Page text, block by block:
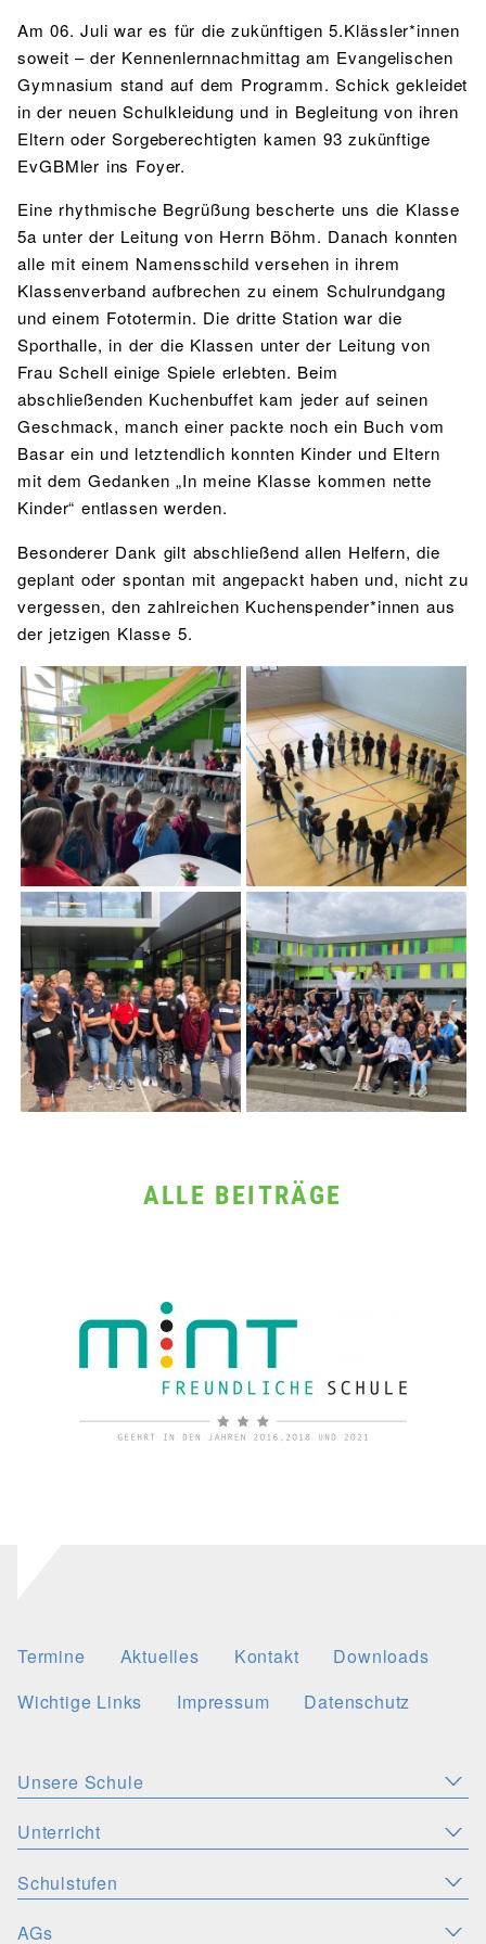
Am 06. Juli war es für die zukünftigen 5.Klässler*innen
soweit – der Kennenlernnachmittag am Evangelischen
Gymnasium stand auf dem Programm. Schick gekleidet
in der neuen Schulkleidung und in Begleitung von ihren
Eltern oder Sorgeberechtigten kamen 93 zukünftige
EvGBMler ins Foyer.
Eine rhythmische Begrüßung bescherte uns die Klasse
5a unter der Leitung von Herrn Böhm. Danach konnten
alle mit einem Namensschild versehen in ihrem
Klassenverband aufbrechen zu einem Schulrundgang
und einem Fototermin. Die dritte Station war die
Sporthalle, in der die Klassen unter der Leitung von
Frau Schell einige Spiele erlebten. Beim
abschließenden Kuchenbuffet kam jeder auf seinen
Geschmack, manch einer packte noch ein Buch vom
Basar ein und letztendlich konnten Kinder und Eltern
mit dem Gedanken „In meine Klasse kommen nette
Kinder“ entlassen werden.
Besonderer Dank gilt abschließend allen Helfern, die
geplant oder spontan mit angepackt haben und, nicht zu
vergessen, den zahlreichen Kuchenspender*innen aus
der jetzigen Klasse 5.
ALLE BEITRÄGE
Termine Aktuelles Kontakt
Downloads
Wichtige Links
Impressum Datenschutz
Unsere Schule
Aktuelles
KONZEPTE
Christliche Akzente
PERSONEN
Schulleitung
Unterricht
SPRACHEN
MINT-FÄCHER
Schulstufen
ORIENTIERUNGSSTUFE
AGs